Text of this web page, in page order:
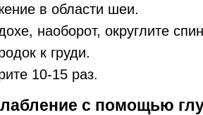
в области шеи.
наоборот, округлите
к груди.
10-15 раз.
с помощью